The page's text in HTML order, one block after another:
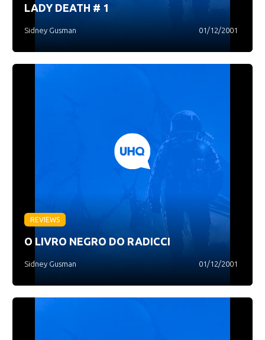
LADY DEATH # 1
Sidney Gusman 01/12/2001
REVIEWS
O LIVRO NEGRO DO RADICCI
Sidney Gusman 01/12/2001